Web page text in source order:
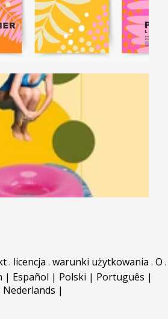
. licencja . warunki użytkowania . O .
| Español | Polski | Português |
Nederlands |